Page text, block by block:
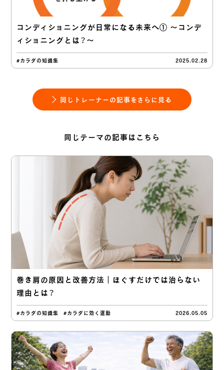
コンディショニングが日常になる未来へ① 〜コンデ
ィショニングとは？〜
#カラダの知識集 2025.02.28
同じトレーナーの記事をさらに見る
同じテーマの記事はこちら
巻き肩の原因と改善方法｜ほぐすだけでは治らない
理由とは？
#カラダの知識集 #カラダに効く運動 2026.05.05